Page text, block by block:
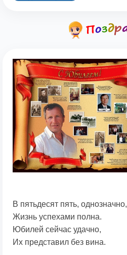
В пятьдесят пять, однозначно,
Жизнь успехами полна.
Юбилей сейчас удачно,
Их представил без вина.